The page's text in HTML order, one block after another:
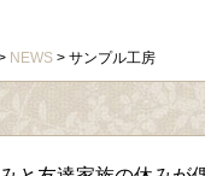
NEWS > サンプル工房